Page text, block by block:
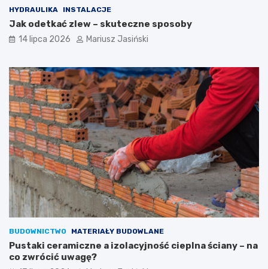
HYDRAULIKA INSTALACJE
Jak odetkać zlew – skuteczne sposoby
14 lipca 2026 Mariusz Jasiński
BUDOWNICTWO MATERIAŁY BUDOWLANE
Pustaki ceramiczne a izolacyjność cieplna ściany – na
co zwrócić uwagę?